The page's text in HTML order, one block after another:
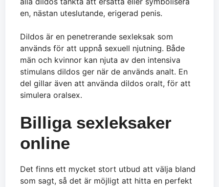
en, nästan uteslutande, erigerad penis.
Dildos är en penetrerande sexleksak som
används för att uppnå sexuell njutning. Både
män och kvinnor kan njuta av den intensiva
stimulans dildos ger när de används analt. En
del gillar även att använda dildos oralt, för att
simulera oralsex.
Billiga sexleksaker
online
Det finns ett mycket stort utbud att välja bland
som sagt, så det är möjligt att hitta en perfekt